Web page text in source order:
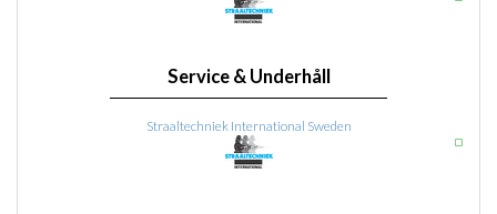
Service & Underhåll
Straaltechniek International Sweden